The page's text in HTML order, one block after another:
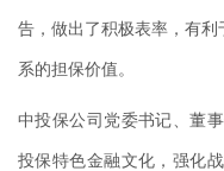
告，做出了积极表率，有利
系的担保价值。
中投保公司党委书记、董
投保特色金融文化，强化